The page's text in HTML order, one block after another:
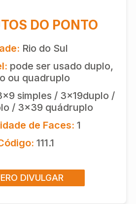
DO PONTO
Rio do Sul
pode ser usado duplo,
ou quadruplo
simples / 3x19duplo /
/ 3x39 quádruplo
de Faces: 1
111.1
DIVULGAR